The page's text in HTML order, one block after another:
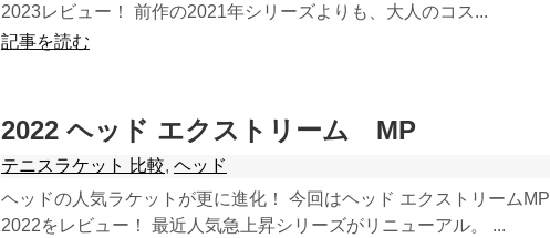
2023レビュー！ 前作の2021年シリーズよりも、大人のコス...
記事を読む
2022 ヘッド エクストリーム MP
テニスラケット 比較, ヘッド
ヘッドの人気ラケットが更に進化！ 今回はヘッド エクストリームMP
2022をレビュー！ 最近人気急上昇シリーズがリニューアル。 ...